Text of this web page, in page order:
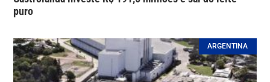
puro
ARGENTINA